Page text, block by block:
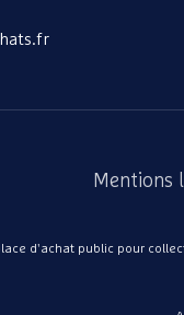
Mentions
d'achat public pour